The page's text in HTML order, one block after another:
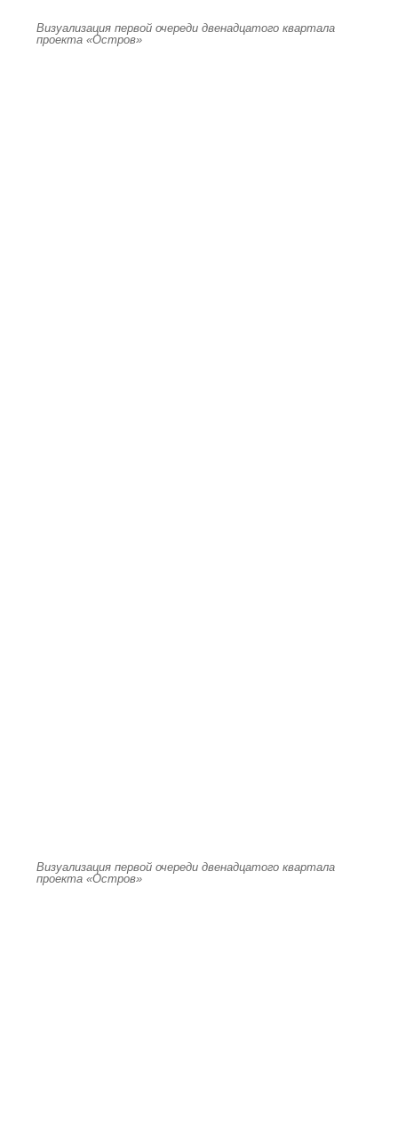
Визуализация первой очереди двенадцатого квартала
проекта «Остров»
Визуализация первой очереди двенадцатого квартала
проекта «Остров»